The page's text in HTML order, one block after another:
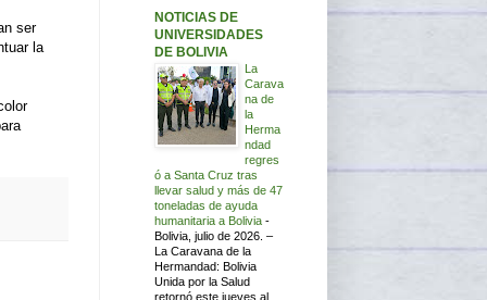
ser
la
NOTICIAS DE
UNIVERSIDADES
DE BOLIVIA
La
Carava
na de
la
Herma
ndad
regres
ó a Santa Cruz tras
llevar salud y más de 47
toneladas de ayuda
humanitaria a Bolivia -
Bolivia, julio de 2026. –
La Caravana de la
Hermandad: Bolivia
Unida por la Salud
retornó este jueves al